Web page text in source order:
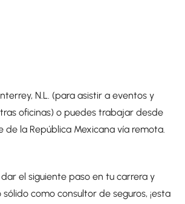
N.L. (para asistir a eventos y
oficinas) o puedes trabajar desde
de la República Mexicana vía remota.
el siguiente paso en tu carrera y
como consultor de seguros, ¡esta